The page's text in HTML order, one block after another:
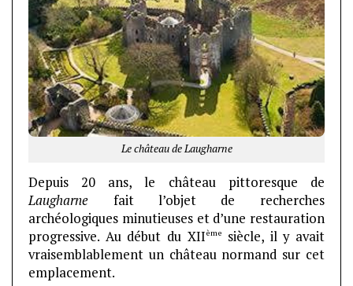
Le château de Laugharne
Depuis 20 ans, le château pittoresque de
Laugharne fait l’objet de recherches
archéologiques minutieuses et d’une restauration
progressive. Au début du XIIème
siècle, il y avait
vraisemblablement un château normand sur cet
emplacement.